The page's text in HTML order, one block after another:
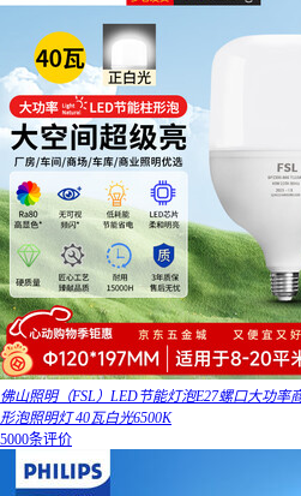
佛山照明（FSL）LED节能灯泡E27螺口大功率
形泡照明灯 40瓦白光6500K
5000条评价